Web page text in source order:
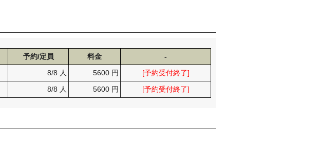
予約/定員 料金
-
8/8 人 5600 円
[予約受付終了]
8/8 人 5600 円 [予約受付終了]